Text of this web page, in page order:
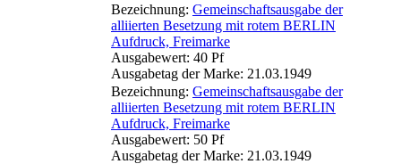
Bezeichnung: Gemeinschaftsausgabe der
alliierten Besetzung mit rotem BERLIN
Aufdruck, Freimarke
Ausgabewert: 40 Pf
Ausgabetag der Marke: 21.03.1949
Bezeichnung: Gemeinschaftsausgabe der
alliierten Besetzung mit rotem BERLIN
Aufdruck, Freimarke
Ausgabewert: 50 Pf
Ausgabetag der Marke: 21.03.1949